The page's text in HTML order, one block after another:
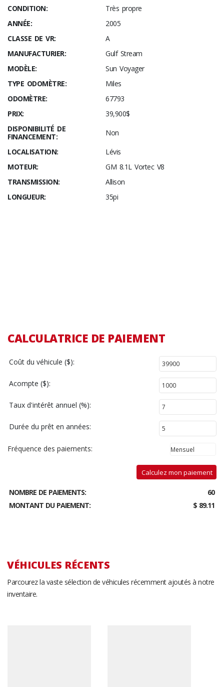
CONDITION:
Très propre
ANNÉE:
2005
CLASSE DE VR:
A
MANUFACTURIER:
Gulf Stream
MODÈLE:
Sun Voyager
TYPE ODOMÈTRE:
Miles
ODOMÈTRE:
67793
PRIX:
39,900$
DISPONIBILITÉ DE
FINANCEMENT:
Non
LOCALISATION:
Lévis
MOTEUR:
GM 8.1L Vortec V8
TRANSMISSION:
Allison
LONGUEUR:
35pi
CALCULATRICE DE PAIEMENT
Coût du véhicule ($):
Acompte ($):
Taux d'intérêt annuel (%):
Durée du prêt en années:
Fréquence des paiements:
Calculez mon paiement
NOMBRE DE PAIEMENTS:
60
MONTANT DU PAIEMENT:
$ 89.11
VÉHICULES RÉCENTS
Parcourez la vaste sélection de véhicules récemment ajoutés à notre
inventaire.